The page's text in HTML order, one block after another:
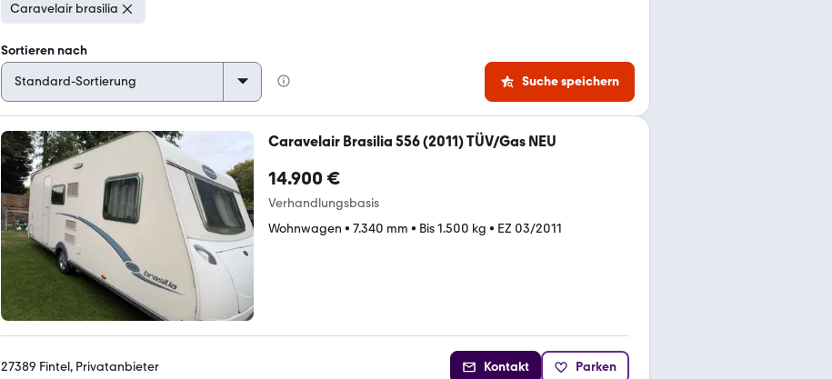
Caravelair brasilia
Sortieren nach
Suche speichern
Caravelair Brasilia 556 (2011) TÜV/Gas NEU
14.900 €
Verhandlungsbasis
Wohnwagen • 7.340 mm • Bis 1.500 kg • EZ 03/2011
27389 Fintel, Privatanbieter Kontakt Parken